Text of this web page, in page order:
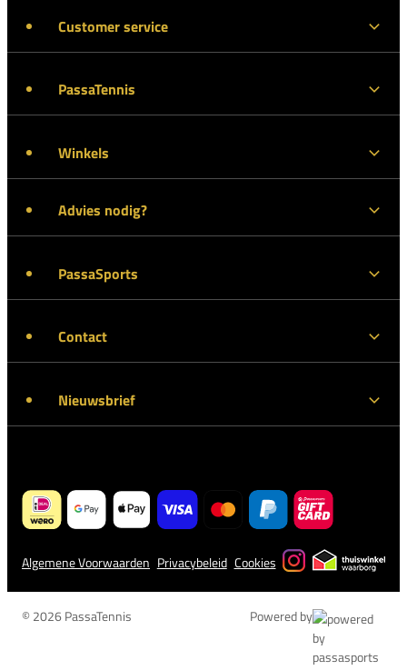
Customer service
PassaTennis
Winkels
Advies nodig?
PassaSports
Contact
Nieuwsbrief
Algemene Voorwaarden Privacybeleid Cookies
© 2026 PassaTennis Powered by